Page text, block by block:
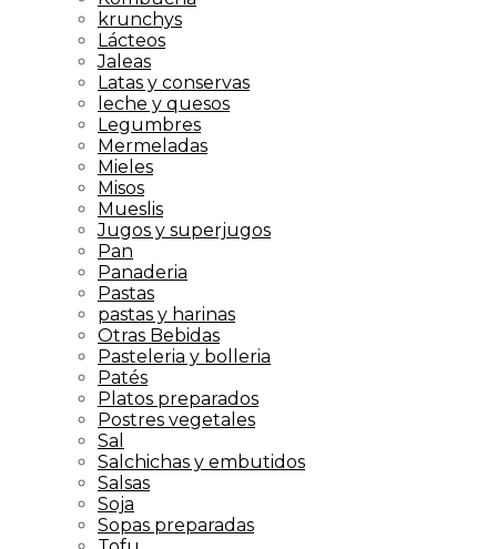
krunchys
Lácteos
Jaleas
Latas y conservas
leche y quesos
Legumbres
Mermeladas
Mieles
Misos
Mueslis
Jugos y superjugos
Pan
Panaderia
Pastas
pastas y harinas
Otras Bebidas
Pasteleria y bolleria
Patés
Platos preparados
Postres vegetales
Sal
Salchichas y embutidos
Salsas
Soja
Sopas preparadas